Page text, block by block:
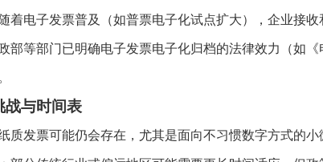
随着电子发票普及（如普票电子化试点扩大），企业接
政部等部门已明确电子发票电子化归档的法律效力（如
战与时间表
质发票可能仍会存在，尤其是面向不习惯数字方式的小